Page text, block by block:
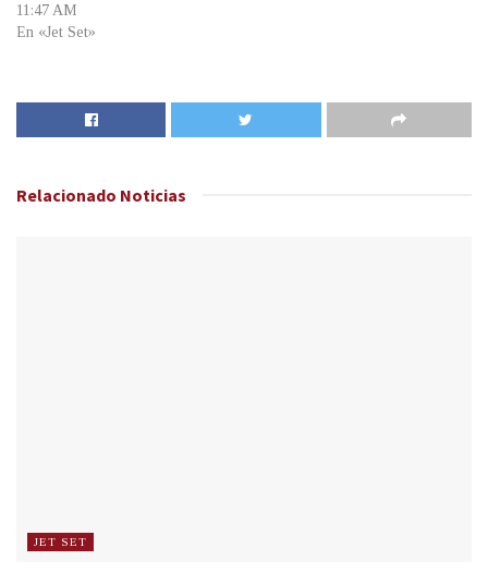
11:47 AM
En «Jet Set»
Relacionado Noticias
JET SET